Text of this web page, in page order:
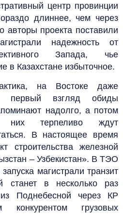
центр провинции
длиннее, чем через
авторы проекта поставили
надежность от
Запада, чье
в Казахстане избыточное.
на Востоке даже
первый взгляд обиды
надолго, а потом
них терпеливо ждут
В настоящее время
строительства железной
– Узбекистан». В ТЭО
магистрали транзит
станет в несколько раз
Поднебесной через КР
конкурентом грузовых